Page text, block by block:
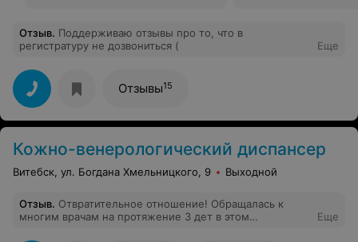
Отзыв. Поддерживаю отзывы про то, что в
регистратуру не дозвониться (
Еще
Отзывы15
Кожно-венерологический диспансер
Витебск, ул. Богдана Хмельницкого, 9 Выходной
Отзыв. Отвратительное отношение! Обращалась к
многим врачам на протяжение 3 дет в этом
Еще